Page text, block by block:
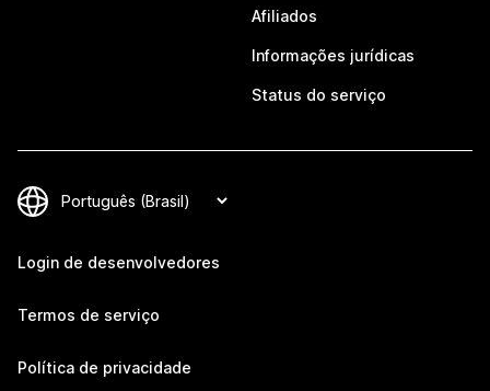
Afiliados
Informações jurídicas
Status do serviço
Login de desenvolvedores
Termos de serviço
Política de privacidade